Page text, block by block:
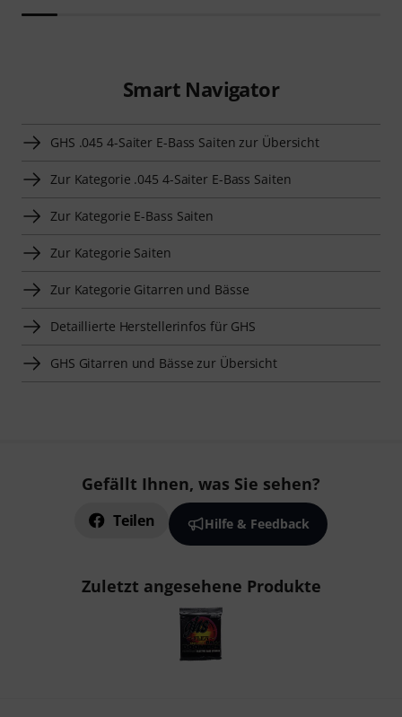
Smart Navigator
GHS .045 4-Saiter E-Bass Saiten zur Übersicht
Zur Kategorie .045 4-Saiter E-Bass Saiten
Zur Kategorie E-Bass Saiten
Zur Kategorie Saiten
Zur Kategorie Gitarren und Bässe
Detaillierte Herstellerinfos für GHS
GHS Gitarren und Bässe zur Übersicht
Gefällt Ihnen, was Sie sehen?
Teilen Hilfe & Feedback
Zuletzt angesehene Produkte